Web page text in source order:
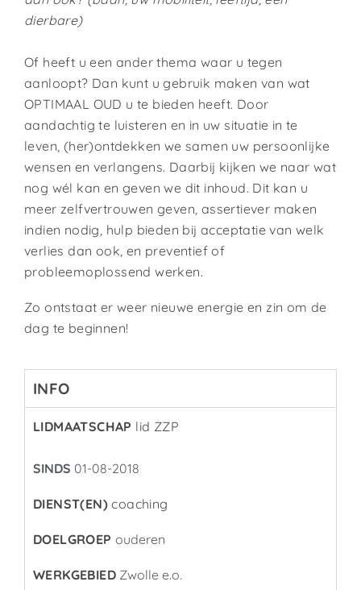
dierbare)
Of heeft u een ander thema waar u tegen
aanloopt? Dan kunt u gebruik maken van wat
OPTIMAAL OUD u te bieden heeft. Door
aandachtig te luisteren en in uw situatie in te
leven, (her)ontdekken we samen uw persoonlijke
wensen en verlangens. Daarbij kijken we naar wat
nog wél kan en geven we dit inhoud. Dit kan u
meer zelfvertrouwen geven, assertiever maken
indien nodig, hulp bieden bij acceptatie van welk
verlies dan ook, en preventief of
probleemoplossend werken.
Zo ontstaat er weer nieuwe energie en zin om de
dag te beginnen!
INFO
LIDMAATSCHAP lid ZZP
SINDS 01-08-2018
DIENST(EN) coaching
DOELGROEP ouderen
WERKGEBIED Zwolle e.o.